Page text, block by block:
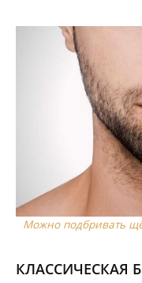
Можно подбривать
КЛАССИЧЕСКАЯ